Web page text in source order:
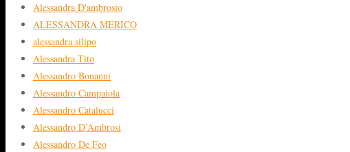
Alessandra D'ambrosio
ALESSANDRA MERICO
alessandra silipo
Alessandra Tito
Alessandro Bonanni
Alessandro Campaiola
Alessandro Catalucci
Alessandro D’Ambrosi
Alessandro De Feo